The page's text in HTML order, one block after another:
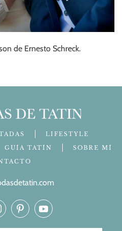
de Ernesto Schreck.
LIFESTYLE
GUÍA TATÍN
SOBRE MÍ